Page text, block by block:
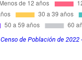
Censo de Población de 2022